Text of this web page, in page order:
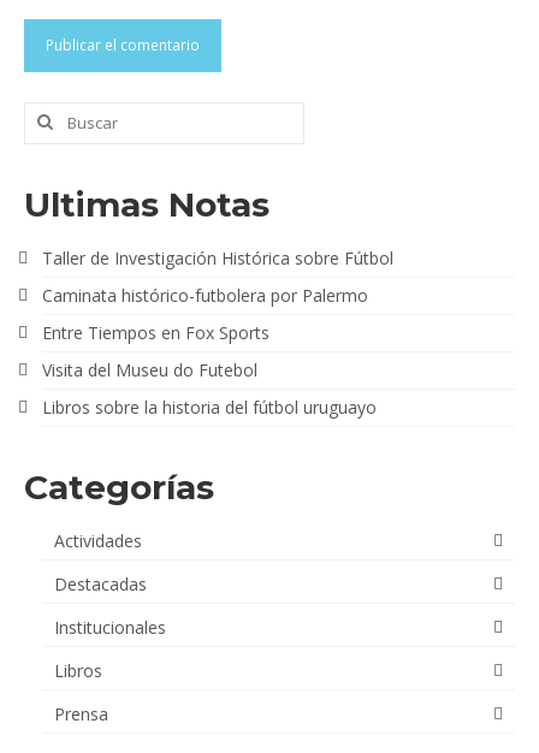
Buscar
por:
Ultimas Notas
Taller de Investigación Histórica sobre Fútbol
Caminata histórico-futbolera por Palermo
Entre Tiempos en Fox Sports
Visita del Museu do Futebol
Libros sobre la historia del fútbol uruguayo
Categorías
Actividades
Destacadas
Institucionales
Libros
Prensa